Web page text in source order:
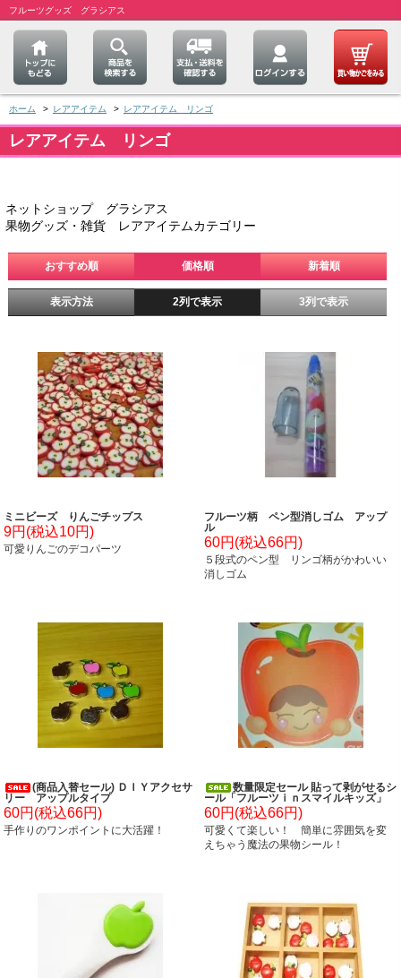
フルーツグッズ グラシアス
ホーム > レアアイテム > レアアイテム リンゴ
レアアイテム リンゴ
ネットショップ グラシアス
果物グッズ・雑貨 レアアイテムカテゴリー
おすすめ順 価格順 新着順
表示方法 2列で表示 3列で表示
ミニビーズ りんごチップス
9円(税込10円)
可愛りんごのデコパーツ
フルーツ柄 ペン型消しゴム アップ
ル
60円(税込66円)
５段式のペン型 リンゴ柄がかわいい
消しゴム
(商品入替セール) ＤＩＹアクセサ
リー アップルタイプ
60円(税込66円)
手作りのワンポイントに大活躍！
数量限定セール 貼って剥がせるシ
ール「フルーツｉｎスマイルキッズ」
リンゴ
60円(税込66円)
可愛くて楽しい！ 簡単に雰囲気を変
えちゃう魔法の果物シール！